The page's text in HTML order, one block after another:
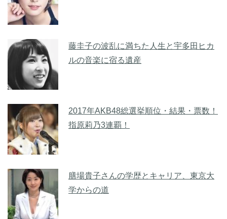
藤圭子の波乱に満ちた人生と宇多田ヒカ
ルの音楽に宿る遺産
2017年AKB48総選挙順位・結果・票数！
指原莉乃3連覇！
膳場貴子さんの学歴とキャリア、東京大
学からの道